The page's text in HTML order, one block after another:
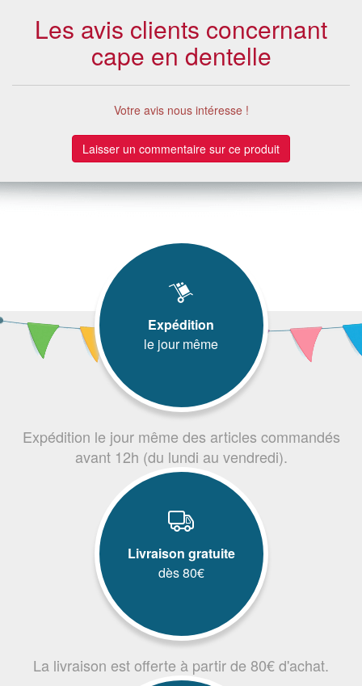
Les avis clients concernant
cape en dentelle
Votre avis nous intéresse !
Laisser un commentaire sur ce produit
Expédition
le jour même
Expédition le jour même des articles commandés
avant 12h (du lundi au vendredi).
Livraison gratuite
dès 80€
La livraison est offerte à partir de 80€ d'achat.